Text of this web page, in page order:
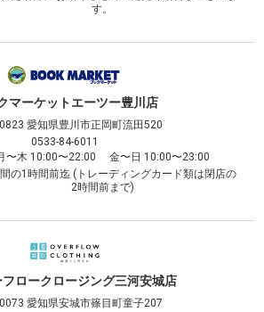
す。
マーケットエーツー豊川店
愛知県豊川市正岡町流田520
0533-84-6011
〜木 10:00〜22:00 金〜日 10:00〜23:00
の1時間前迄 (トレーディングカード類は閉店の
2時間前まで)
ロークロージング三河安城店
愛知県安城市篠目町童子207